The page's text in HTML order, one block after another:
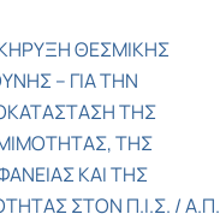
ΘΕΣΜΙΚΗΣ
– ΓΙΑ ΤΗΝ
ΤΗΣ
ΤΗΣ
ΚΑΙ ΤΗΣ
ΣΤΟΝ Π.Ι.Σ. / Α.Π.